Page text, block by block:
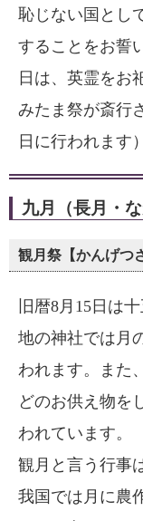
恥じない国とし
することをお誓
日は、英霊をお
みたま祭が斎行
日に行われます）
九月（長月・な
観月祭【かんげつ
旧暦8月15日は
地の神社では月
われます。また
どのお供え物を
われています。
観月と言う行事
我国では月に農